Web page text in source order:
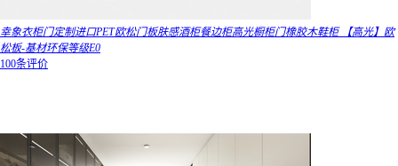
幸象衣柜门定制进口PET欧松门板肤感酒柜餐边柜高光橱柜门橡胶木鞋柜 【高光】欧
松板-基材环保等级E0
100条评价